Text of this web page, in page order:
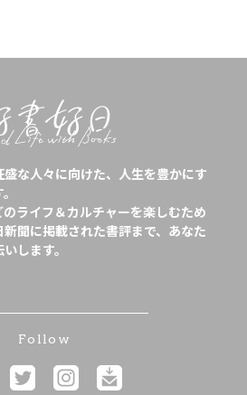
な人々に向けた、人生を豊かにす
ライフ＆カルチャーを楽しむため
聞に掲載された書評まで、あなた
します。
Follow